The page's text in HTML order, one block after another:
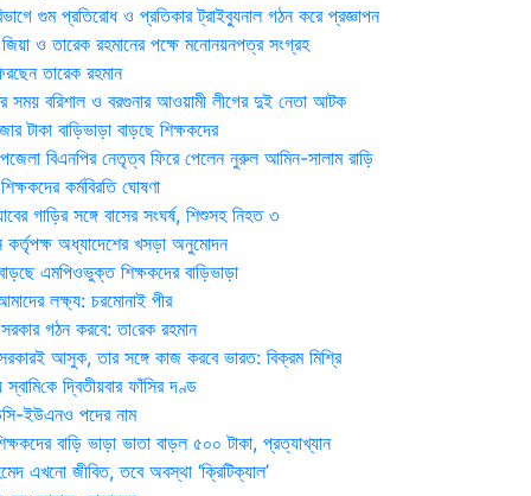
গুম প্রতিরোধ ও প্রতিকার ট্রাইব্যুনাল গঠন করে প্রজ্ঞাপন
ও তারেক রহমানের পক্ষে মনোনয়নপত্র সংগ্রহ
তারেক রহমান
সময় ব‌রিশাল ও বরগুনার আওয়ামী লীগের দুই নেতা আটক
টাকা বাড়িভাড়া বাড়ছে শিক্ষকদের
বিএনপির নেতৃত্ব ফিরে পেলেন নুরুল আমিন-সালাম রাড়ি
কর্মবিরতি ঘোষণা
গাড়ির সঙ্গে বাসের সংঘর্ষ, শিশুসহ নিহত ৩
কর্তৃপক্ষ অধ্যাদেশের খসড়া অনুমোদন
এমপিওভুক্ত শিক্ষকদের বাড়িভাড়া
লক্ষ্য: চরমোনাই পীর
গঠন করবে: তা‌রেক রহমান
আসুক, তার সঙ্গে কাজ করবে ভারত: বিক্রম মিশ্রি
দ্বিতীয়বার ফাঁসির দণ্ড
ইউএনও পদের নাম
বাড়ি ভাড়া ভাতা বাড়ল ৫০০ টাকা, প্রত্যাখ্যান
এখনো জীবিত, তবে অবস্থা ‘ক্রিটিক্যাল’